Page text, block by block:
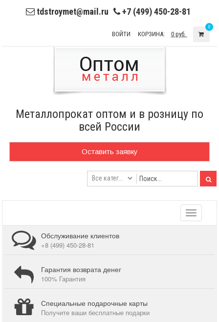
tdstroymet@mail.ru +7 (499) 450-28-81
ВОЙТИ КОРЗИНА: 0 руб.
0
Металлопрокат оптом и в розницу по
всей России
Оставить заявку
Toggle
Обслуживание клиентов
+8 (499) 450-28-81
Гарантия возврата денег
100% Гарантия
Специальные подарочные карты
Получите ваши бесплатные подарки